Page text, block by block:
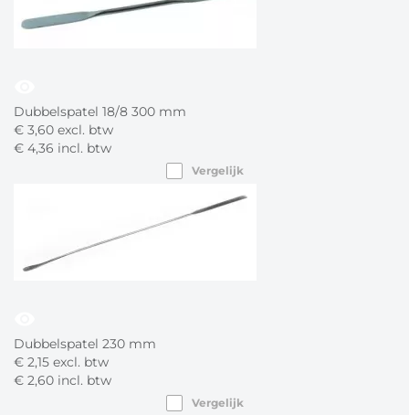
Dubbelspatel 18/8 300 mm
€ 3,60 excl. btw
€ 4,36 incl. btw
Vergelijk
Dubbelspatel 230 mm
€ 2,15 excl. btw
€ 2,60 incl. btw
Vergelijk